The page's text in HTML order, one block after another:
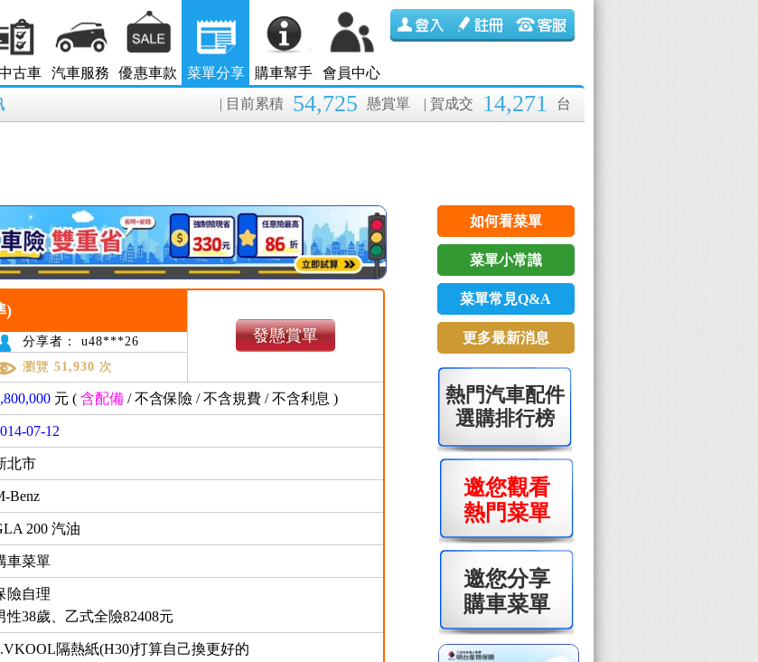
古車 汽車服務 優惠車款 菜單分享 購車幫手 會員中心
| 賀成交 14,271 台
| 目前累積 54,725 懸賞單
)
發懸賞單
分享者： u48***26
瀏覽 51,930 次
元 (含配備 /不含保險 /不含規費 /不含利息 )
07-12
北市
Benz
200 汽油
車菜單
險自理
性38歲、乙式全險82408元
隔熱紙(H30)打算自己換更好的
如何看菜單
菜單小常識
菜單常見Q&A
更多最新消息
熱門汽車配件
選購排行榜
邀您觀看
熱門菜單
邀您分享
購車菜單